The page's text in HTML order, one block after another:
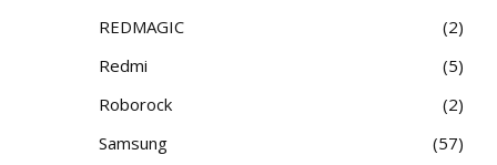
REDMAGIC
2
Redmi
5
Roborock
2
Samsung
57